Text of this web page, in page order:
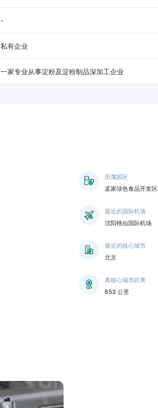
-
私有企业
一家专业从事淀粉及淀粉制品深加工企业
所属园区
孟家绿色食品开发区
最近的国际机场
沈阳桃仙国际机场
最近的核心城市
北京
离核心城市距离
653 公里